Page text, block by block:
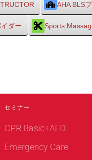
AHA BLS
ダー Sports
セミナー
CPR Basic+AED
Emergency Care